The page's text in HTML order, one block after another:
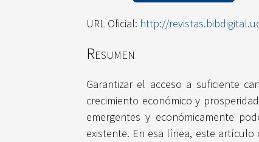
URL Oficial: http://
Resumen
Garantizar el acceso a suficiente
crecimiento económico y
emergentes y económicamente
existente. En esa línea, este